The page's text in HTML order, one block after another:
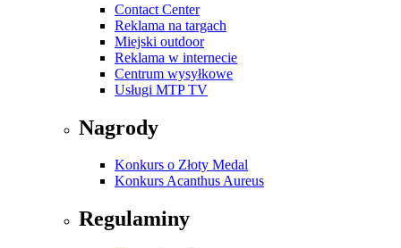
Contact Center
Reklama na targach
Miejski outdoor
Reklama w internecie
Centrum wysyłkowe
Usługi MTP TV
Nagrody
Konkurs o Złoty Medal
Konkurs Acanthus Aureus
Regulaminy